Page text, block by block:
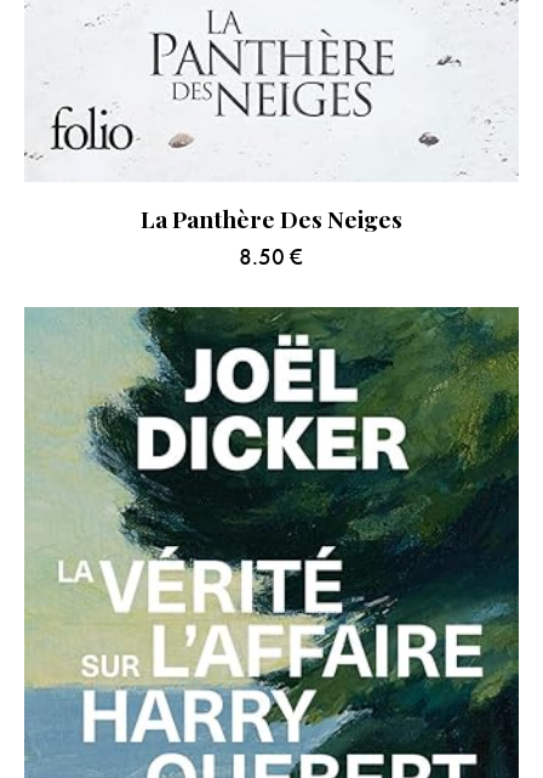
La Panthère Des Neiges
8.50 €